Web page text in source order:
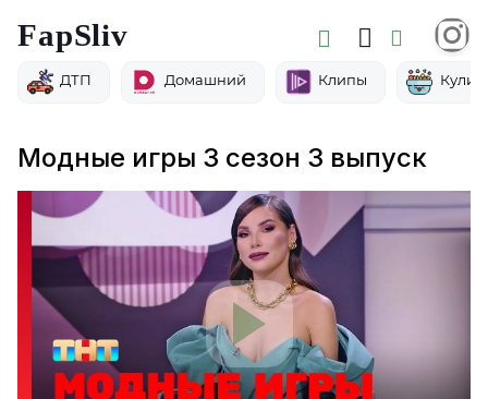
FapSliv
ДТП Домашний Клипы
Модные игры 3 сезон 3 выпуск